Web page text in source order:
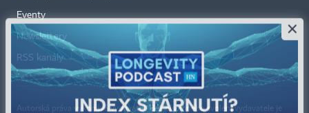
Eventy
Newslettery
RSS kanály
Autorská práva vykonává vydavatel. Bez písemného svolení vydavatele je
×